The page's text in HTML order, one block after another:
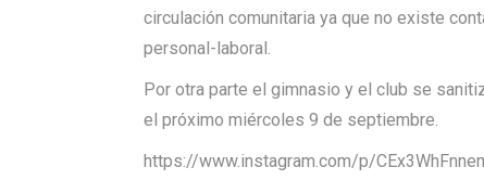
circulación comunitaria ya que no existe
personal-laboral.
Por otra parte el gimnasio y el club se
el próximo miércoles 9 de septiembre.
https://www.instagram.com/p/